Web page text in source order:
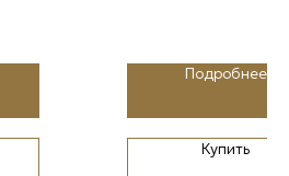
Подробнее
Купить